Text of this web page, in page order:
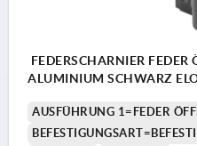
FEDERSCHARNIER
ALUMINIUM SCHWARZ
AUSFÜHRUNG 1=FEDER